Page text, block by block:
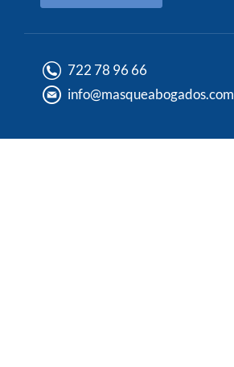
722 78 96 66
info@masqueabogados.com